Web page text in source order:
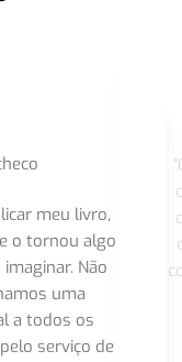
meu livro,
o tornou algo
Não
uma
a todos os
serviço de